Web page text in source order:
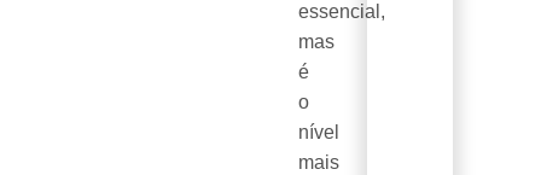
essencial,
mas
é
o
nível
mais